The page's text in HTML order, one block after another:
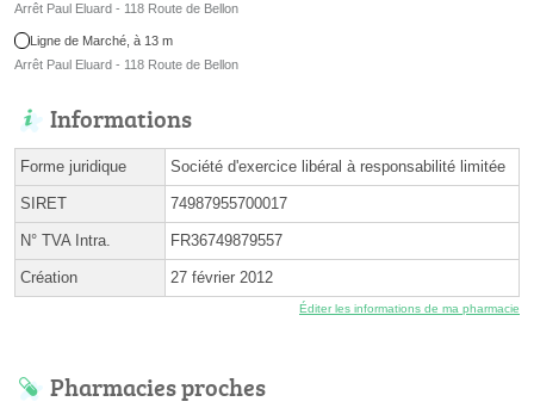
Arrêt Paul Eluard - 118 Route de Bellon
Ligne de Marché, à 13 m
Arrêt Paul Eluard - 118 Route de Bellon
Informations
Forme juridique Société d'exercice libéral à responsabilité limitée
SIRET 74987955700017
N° TVA Intra. FR36749879557
Création 27 février 2012
Éditer les informations de ma pharmacie
Pharmacies proches